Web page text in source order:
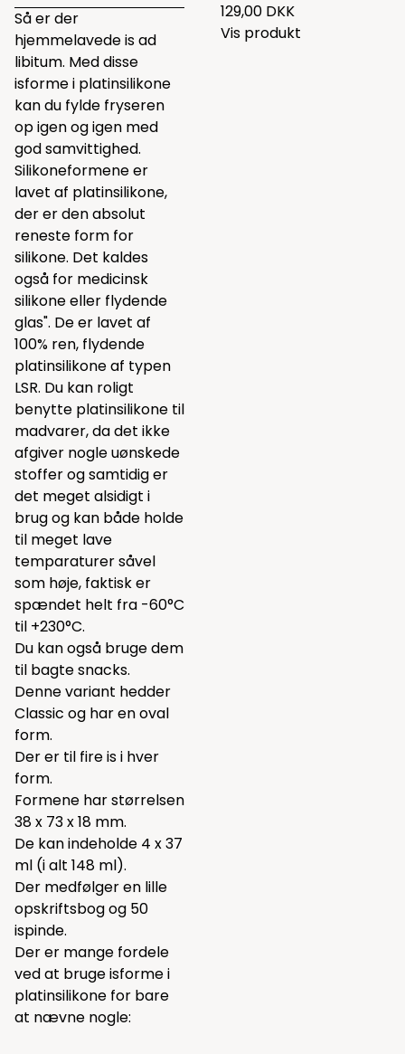
Så er der
hjemmelavede is ad
libitum. Med disse
isforme i platinsilikone
kan du fylde fryseren
op igen og igen med
god samvittighed.
Silikoneformene er
lavet af platinsilikone,
der er den absolut
reneste form for
silikone. Det kaldes
også for medicinsk
silikone eller flydende
glas". De er lavet af
100% ren, flydende
platinsilikone af typen
LSR. Du kan roligt
benytte platinsilikone til
madvarer, da det ikke
afgiver nogle uønskede
stoffer og samtidig er
det meget alsidigt i
brug og kan både holde
til meget lave
temparaturer såvel
som høje, faktisk er
spændet helt fra -60°C
til +230°C.
Du kan også bruge dem
til bagte snacks.
Denne variant hedder
Classic og har en oval
form.
Der er til fire is i hver
form.
Formene har størrelsen
38 x 73 x 18 mm.
De kan indeholde 4 x 37
ml (i alt 148 ml).
Der medfølger en lille
opskriftsbog og 50
ispinde.
Der er mange fordele
ved at bruge isforme i
platinsilikone for bare
at nævne nogle:
129,00 DKK
Vis produkt